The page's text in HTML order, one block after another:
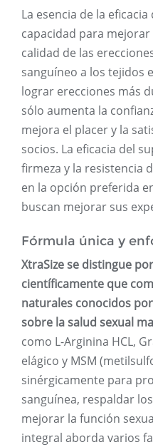
La esencia de la
capacidad para
calidad de las
sanguíneo a los tejidos
lograr erecciones más
sólo aumenta la
mejora el placer y la
socios. La eficacia del
firmeza y la resistencia
en la opción preferida
buscan mejorar sus
Fórmula única y
XtraSize se distingue
científicamente que
naturales conocidos
sobre la salud sexual
como L-Arginina HCL,
elágico y MSM
sinérgicamente para
sanguínea, respaldar
mejorar la función
integral aborda varios